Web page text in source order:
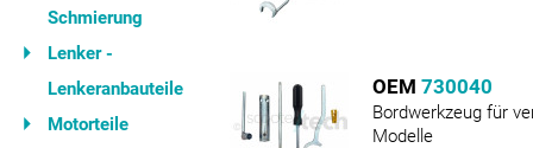
Schmierung
Lenker -
Lenkeranbauteile
Motorteile
OEM 730040
Bordwerkzeug für
Modelle